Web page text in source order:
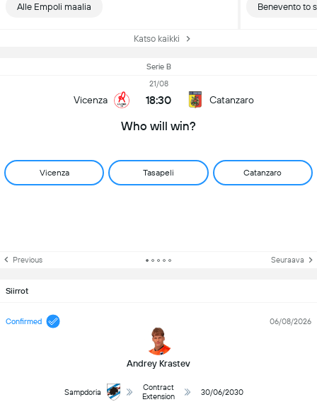
Alle Empoli maalia Benevento to
Katso kaikki
Serie B
Vicenza
21/08
18:30 Catanzaro
Who will win?
Vicenza Tasapeli Catanzaro
Previous Seuraava
Siirrot
Confirmed
Andrey Krastev
06/08/2026
Sampdoria
Contract
Extension
30/06/2030